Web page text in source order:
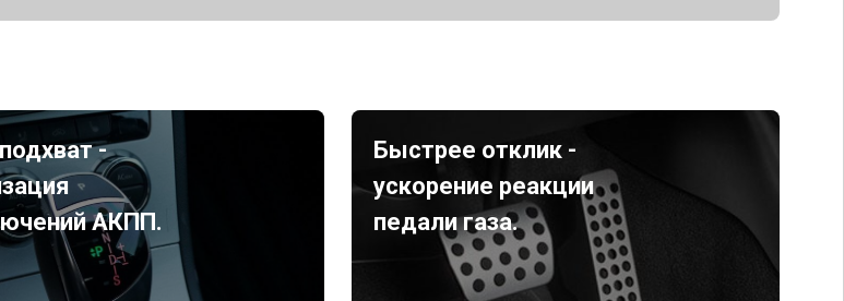
-
АКПП.
Быстрее отклик -
ускорение реакции
педали газа.